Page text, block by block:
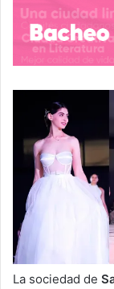
La sociedad de